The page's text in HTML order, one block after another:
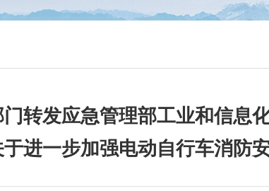
转发应急管理部工业和信息
进一步加强电动自行车消防